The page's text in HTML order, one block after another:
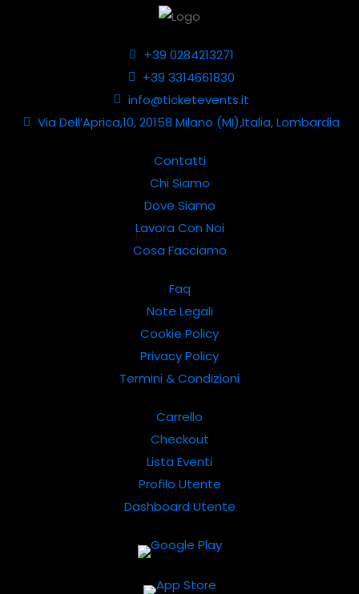
+39 0284213271
+39 3314661830
info@ticketevents.it
Via Dell’Aprica,10, 20158 Milano (MI),Italia, Lombardia
Contatti
Chi Siamo
Dove Siamo
Lavora Con Noi
Cosa Facciamo
Faq
Note Legali
Cookie Policy
Privacy Policy
Termini & Condizioni
Carrello
Checkout
Lista Eventi
Profilo Utente
Dashboard Utente